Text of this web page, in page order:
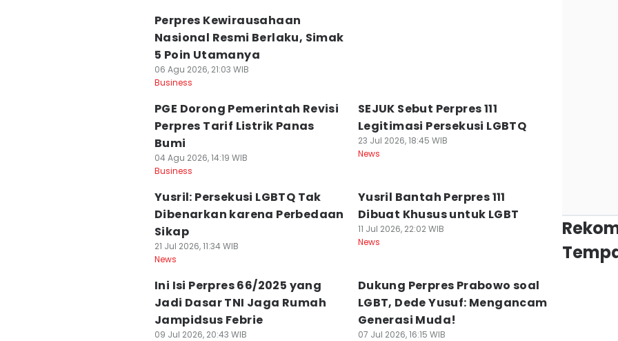
Perpres Kewirausahaan
Nasional Resmi Berlaku, Simak
5 Poin Utamanya
06 Agu 2026, 21:03 WIB
Business
PGE Dorong Pemerintah Revisi
Perpres Tarif Listrik Panas
Bumi
04 Agu 2026, 14:19 WIB
Business
SEJUK Sebut Perpres 111
Legitimasi Persekusi LGBTQ
23 Jul 2026, 18:45 WIB
News
Yusril: Persekusi LGBTQ Tak
Dibenarkan karena Perbedaan
Sikap
21 Jul 2026, 11:34 WIB
News
Yusril Bantah Perpres 111
Dibuat Khusus untuk LGBT
11 Jul 2026, 22:02 WIB
News
Ini Isi Perpres 66/2025 yang
Jadi Dasar TNI Jaga Rumah
Jampidsus Febrie
09 Jul 2026, 20:43 WIB
Dukung Perpres Prabowo soal
LGBT, Dede Yusuf: Mengancam
Generasi Muda!
07 Jul 2026, 16:15 WIB